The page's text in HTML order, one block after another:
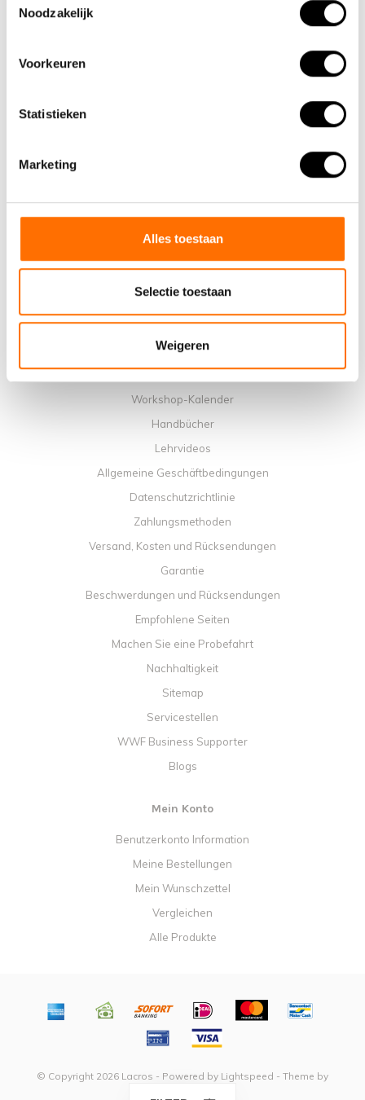
Noodzakelijk
Voorkeuren
Statistieken
Marketing
Alles toestaan
Selectie toestaan
Weigeren
Umsatzsteuer-Identifikationsnummer: NL854680950B01
Informationen
Ausstellungsraum Schijndel
Verkaufsstellen
Workshop-Kalender
Handbücher
Lehrvideos
Allgemeine Geschäftbedingungen
Datenschutzrichtlinie
Zahlungsmethoden
Versand, Kosten und Rücksendungen
Garantie
Beschwerdungen und Rücksendungen
Empfohlene Seiten
Machen Sie eine Probefahrt
Nachhaltigkeit
Sitemap
Servicestellen
WWF Business Supporter
Blogs
Mein Konto
Benutzerkonto Information
Meine Bestellungen
Mein Wunschzettel
Vergleichen
Alle Produkte
© Copyright 2026 Lacros - Powered by Lightspeed - Theme by
Dyvelopment